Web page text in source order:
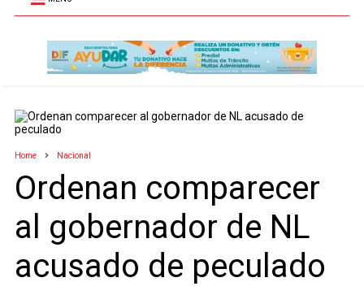
Home Nacional
Ordenan comparecer
al gobernador de NL
acusado de peculado